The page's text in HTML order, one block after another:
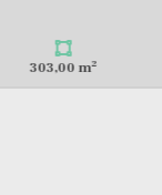
Дом